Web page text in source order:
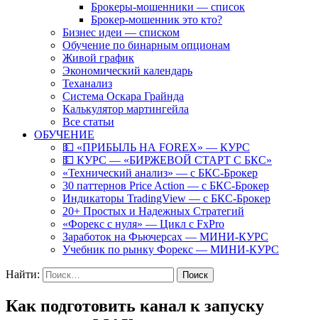
Брокеры-мошенники — список
Брокер-мошенник это кто?
Бизнес идеи — списком
Обучение по бинарным опционам
Живой график
Экономический календарь
Теханализ
Система Оскара Грайнда
Калькулятор мартингейла
Все статьи
ОБУЧЕНИЕ
💵 «ПРИБЫЛЬ НА FOREX» — КУРС
💵 КУРС — «БИРЖЕВОЙ СТАРТ С БКС»
«Технический анализ» — с БКС-Брокер
30 паттернов Price Action — с БКС-Брокер
Индикаторы TradingView — с БКС-Брокер
20+ Простых и Надежных Стратегий
«Форекс с нуля» — Цикл с FxPro
Заработок на Фьючерсах — МИНИ-КУРС
Учебник по рынку Форекс — МИНИ-КУРС
Найти:
Как подготовить канал к запуску